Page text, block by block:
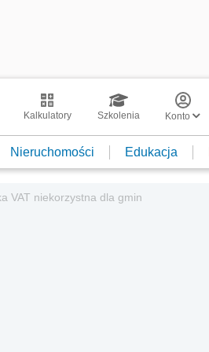
Kalkulatory Szkolenia Konto
Nieruchomości Edukacja
VAT niekorzystna dla gmin